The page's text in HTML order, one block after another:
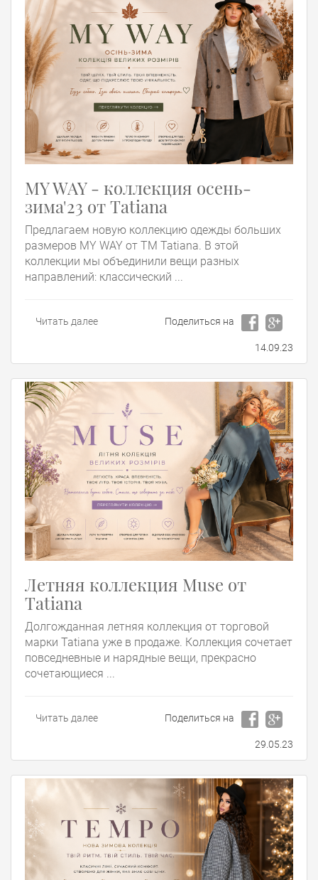
MY WAY - коллекция осень-
зима'23 от Tatiana
Предлагаем новую коллекцию одежды больших
размеров MY WAY от ТМ Tatiana. В этой
коллекции мы объединили вещи разных
направлений: классический ...
Читать далее Поделиться на
14.09.23
Летняя коллекция Muse от
Tatiana
Долгожданная летняя коллекция от торговой
марки Tatiana уже в продаже. Коллекция сочетает
повседневные и нарядные вещи, прекрасно
сочетающиеся ...
Читать далее Поделиться на
29.05.23